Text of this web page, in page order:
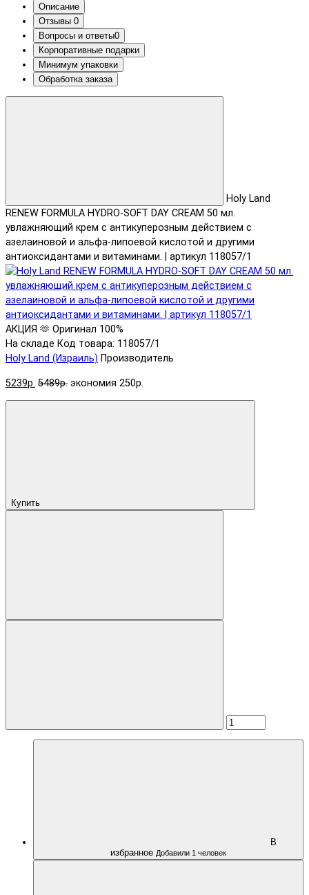
Описание
Отзывы 0
Вопросы и ответы0
Корпоративные подарки
Минимум упаковки
Обработка заказа
Holy Land
RENEW FORMULA HYDRO-SOFT DAY CREAM 50 мл.
увлажняющий крем с антикуперозным действием с
азелаиновой и альфа-липоевой кислотой и другими
антиоксидантами и витаминами. | артикул 118057/1
АКЦИЯ 🫶 Оригинал 100%
На складе Код товара: 118057/1
Holy Land (Израиль) Производитель
5239р. 5489р. экономия 250р.
Купить
В
избранное Добавили 1 человек